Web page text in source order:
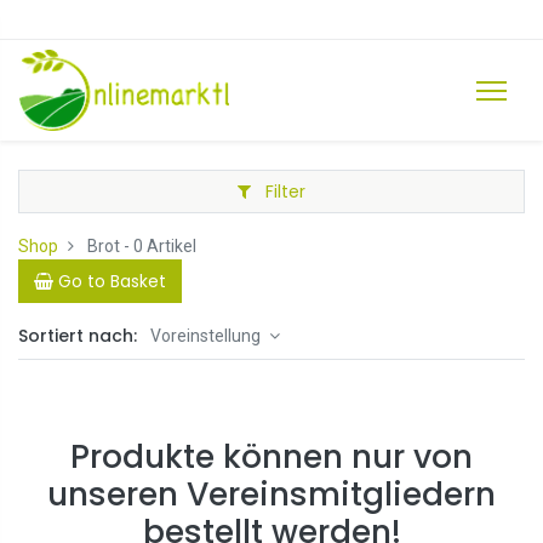
Filter
Shop Brot - 0 Artikel
Go to Basket
Sortiert nach: Voreinstellung
Produkte können nur von
unseren Vereinsmitgliedern
bestellt werden!